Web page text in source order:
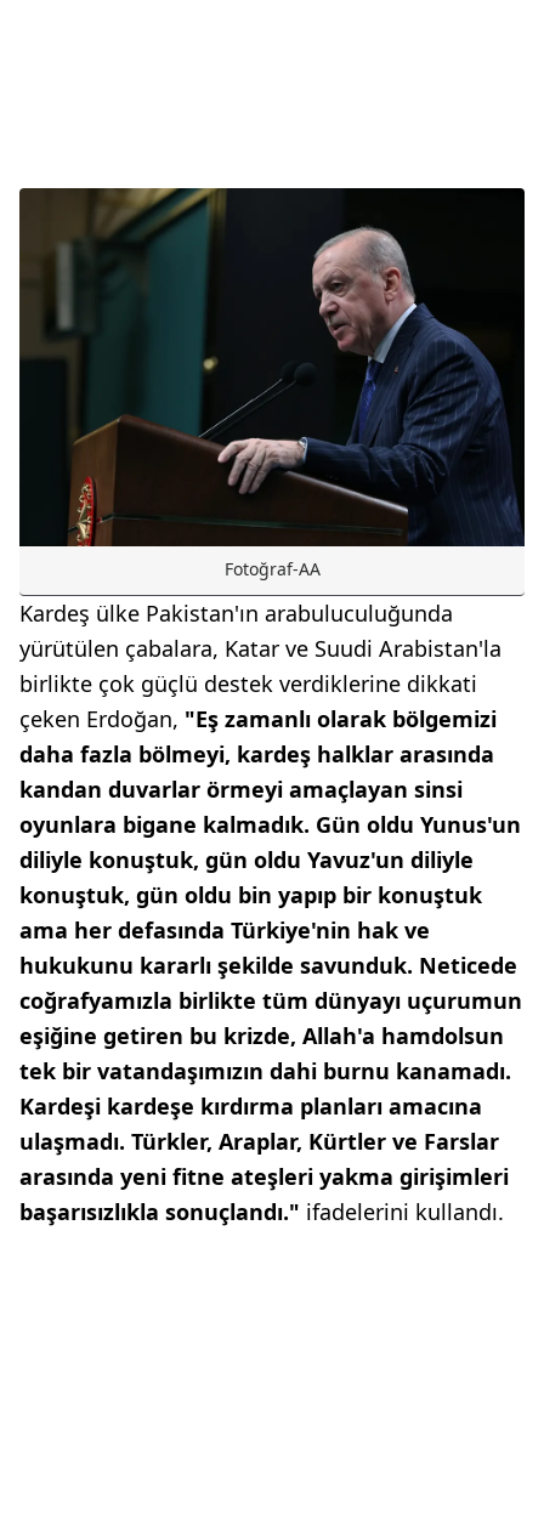
Fotoğraf-AA
Kardeş ülke Pakistan'ın arabuluculuğunda
yürütülen çabalara, Katar ve Suudi Arabistan'la
birlikte çok güçlü destek verdiklerine dikkati
çeken Erdoğan, "Eş zamanlı olarak bölgemizi
daha fazla bölmeyi, kardeş halklar arasında
kandan duvarlar örmeyi amaçlayan sinsi
oyunlara bigane kalmadık. Gün oldu Yunus'un
diliyle konuştuk, gün oldu Yavuz'un diliyle
konuştuk, gün oldu bin yapıp bir konuştuk
ama her defasında Türkiye'nin hak ve
hukukunu kararlı şekilde savunduk. Neticede
coğrafyamızla birlikte tüm dünyayı uçurumun
eşiğine getiren bu krizde, Allah'a hamdolsun
tek bir vatandaşımızın dahi burnu kanamadı.
Kardeşi kardeşe kırdırma planları amacına
ulaşmadı. Türkler, Araplar, Kürtler ve Farslar
arasında yeni fitne ateşleri yakma girişimleri
başarısızlıkla sonuçlandı." ifadelerini kullandı.